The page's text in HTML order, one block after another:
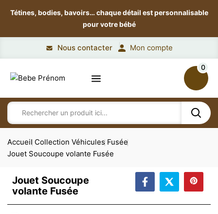
Tétines, bodies, bavoirs…chaque détail est personnalisable
pour votre bébé
Nous contacter Mon compte
0
Accueil Collection Véhicules Fusée
Jouet Soucoupe volante Fusée
Jouet Soucoupe
volante Fusée